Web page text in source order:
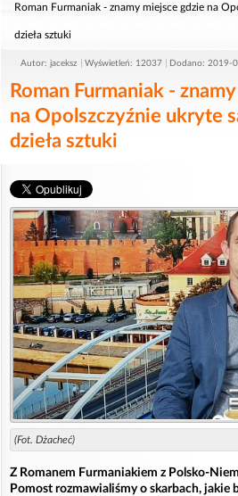
Roman Furmaniak - znamy miejsce gdzie na
dzieła sztuki
Autor: jaceksz Wyświetleń: 12037 Dodano: 2019-
Roman Furmaniak -
na Opolszczyźnie ukryte
dzieła sztuki
(Fot. Dżacheć)
Z Romanem Furmaniakiem z Polsko-
Pomost rozmawialiśmy o skarbach, jakie